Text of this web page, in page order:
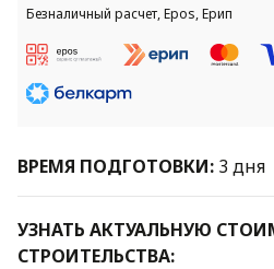
Безналичный расчет, Epos, Ерип
ВРЕМЯ ПОДГОТОВКИ: 3 дня
УЗНАТЬ АКТУАЛЬНУЮ
СТРОИТЕЛЬСТВА: